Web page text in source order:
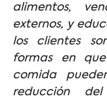
alimentos,
externos, y
los clientes
formas en
comida
reducción